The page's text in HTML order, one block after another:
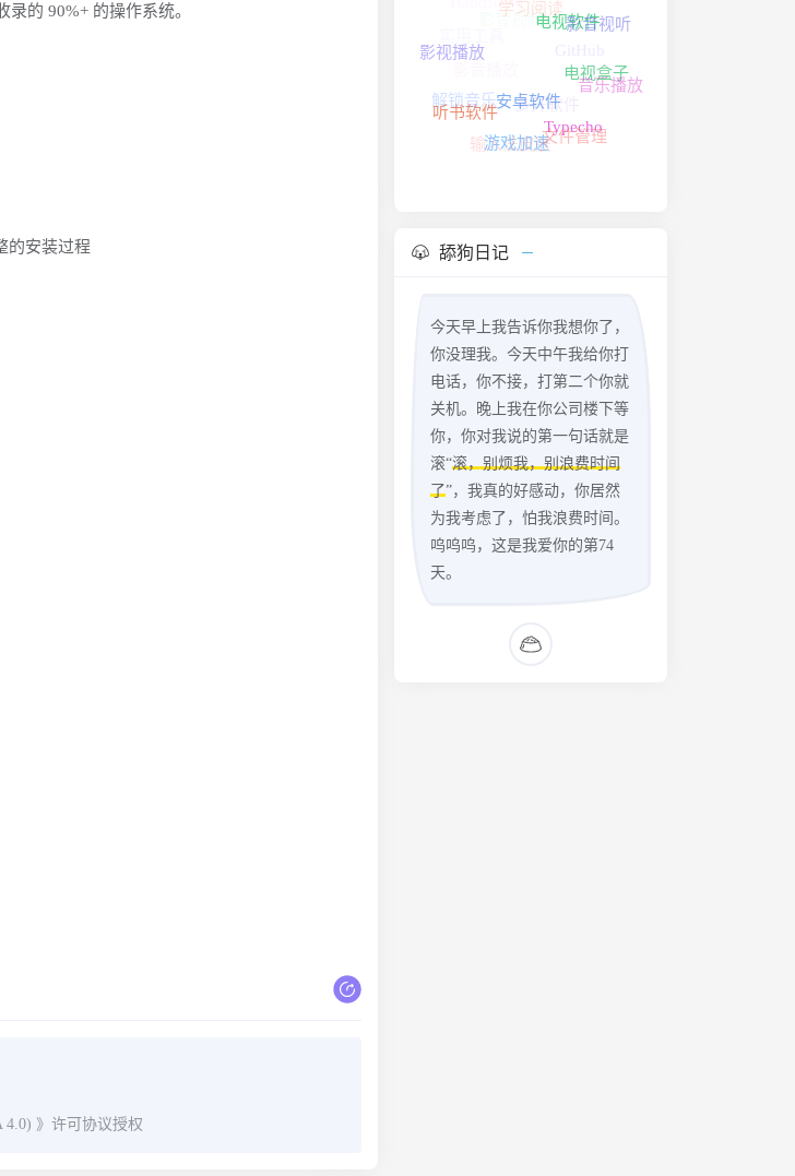
的 90%+ 的操作系统。
的安装过程
4.0) 》许可协议授权
影音播放
影音视频电视软件
电视盒子
Typecho
游戏加速
听书软件
影视播放
影音视听
音乐播放
文件管理
输入法皮肤
解锁音乐
实用工具
学习阅读
GitHub
多开软件
舔狗日记
今天早上我告诉你我想你了，
你没理我。今天中午我给你打
电话，你不接，打第二个你就
关机。晚上我在你公司楼下等
你，你对我说的第一句话就是
滚“滚，别烦我，别浪费时间
了”，我真的好感动，你居然
为我考虑了，怕我浪费时间。
呜呜呜，这是我爱你的第74
天。